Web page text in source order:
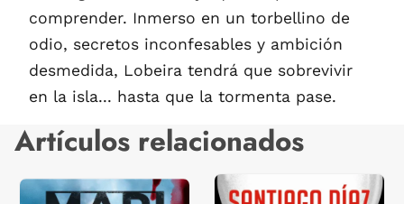
comprender. Inmerso en un torbellino de
odio, secretos inconfesables y ambición
desmedida, Lobeira tendrá que sobrevivir
en la isla... hasta que la tormenta pase.
Artículos relacionados